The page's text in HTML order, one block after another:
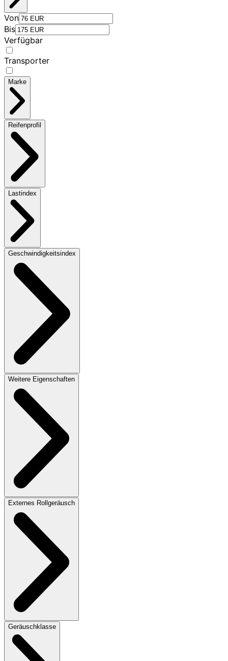
Von
Bis
Verfügbar
Transporter
Marke
Reifenprofil
Lastindex
Geschwindigkeitsindex
Weitere Eigenschaften
Externes Rollgeräusch
Geräuschklasse